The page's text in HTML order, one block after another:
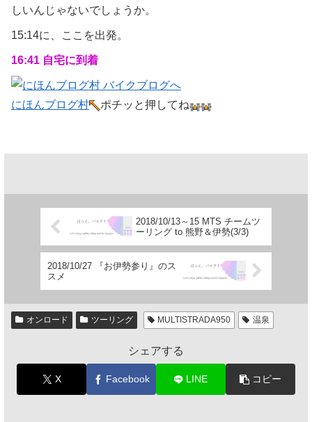
しいんじゃないでしょうか。
15:14に、ここを出発。
16:41 自宅に到着
にほんブログ村 ポチッと押してね
2018/10/13～15 MTS チームツ
ーリング to 熊野＆伊勢(3/3)
2018/10/27 『お伊勢参り』のス
スメ
オンロード ツーリング MULTISTRADA950 温泉
シェアする
X Facebook LINE コピー